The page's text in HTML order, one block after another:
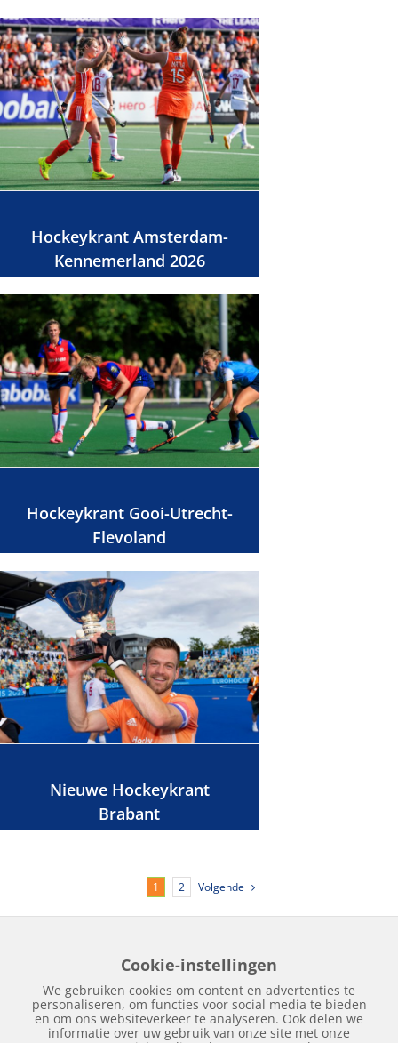
Hockeykrant Amsterdam-
Kennemerland 2026
Hockeykrant Gooi-Utrecht-
Flevoland
Nieuwe Hockeykrant
Brabant
1 2 Volgende
Over Hockeykrant Adverteren
Nieuws
Archief
Cookie-instellingen
We gebruiken cookies om content en advertenties te
personaliseren, om functies voor social media te bieden
en om ons websiteverkeer te analyseren. Ook delen we
informatie over uw gebruik van onze site met onze